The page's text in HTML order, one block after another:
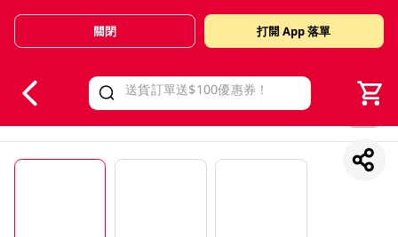
Valid Until 30 June 2026
關閉 打開 App 落單